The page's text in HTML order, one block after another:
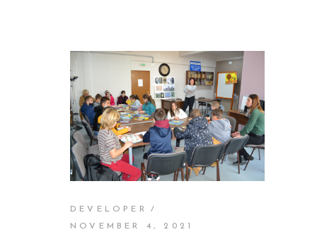
DEVELOPER
NOVEMBER 4, 2021